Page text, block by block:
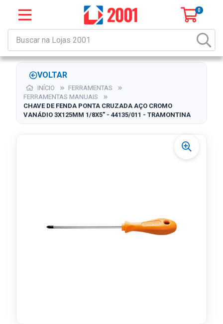
0
VOLTAR
INÍCIO
FERRAMENTAS
FERRAMENTAS MANUAIS
CHAVE DE FENDA PONTA CRUZADA AÇO CROMO
VANÁDIO 3X125MM 1/8X5" - 44135/011 - TRAMONTINA